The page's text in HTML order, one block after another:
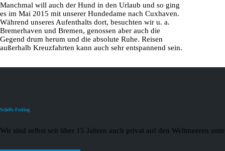
Manchmal will auch der Hund in den Urlaub und so ging
es im Mai 2015 mit unserer Hundedame nach Cuxhaven.
Während unseres Aufenthalts dort, besuchten wir u. a.
Bremerhaven und Bremen, genossen aber auch die
Gegend drum herum und die absolute Ruhe. Reisen
außerhalb Kreuzfahrten kann auch sehr entspannend sein.
Schiffs-Feeling
Wir sind selbst seit über 15 Jahren auch privat auf den Weltmeeren